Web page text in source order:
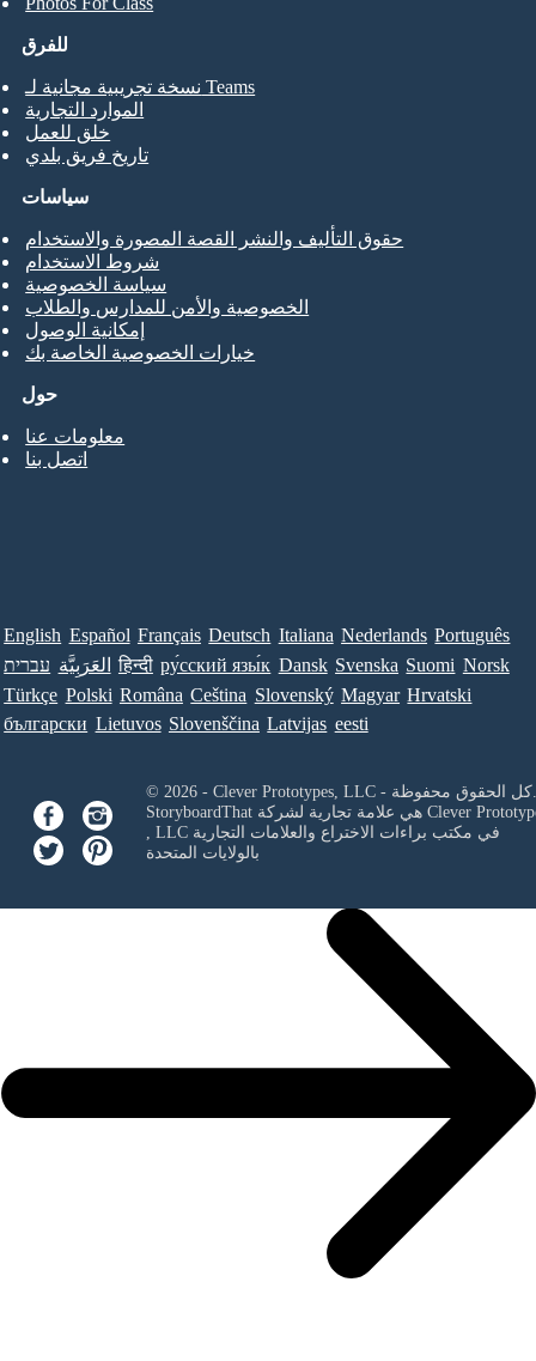
للفرق
نسخة تجريبية مجانية لـ Teams
الموارد التجارية
خلق للعمل
تاريخ فريق بلدي
حول
معلومات عنا
اتصل بنا
سياسات
حقوق التأليف والنشر القصة المصورة والاستخدام
شروط الاستخدام
سياسة الخصوصية
الخصوصية والأمن للمدارس والطلاب
إمكانية الوصول
خيارات الخصوصية الخاصة بك
English Español Français Deutsch Italiana Nederlands Português
עברית العَرَبِيَّة हिन्दी ру́сский язы́к Dansk Svenska Suomi Norsk
Türkçe Polski Româna Ceština Slovenský Magyar Hrvatski
български Lietuvos Slovenščina Latvijas eesti
© 2026 - Clever Prototypes, LLC - كل الحقوق محفوظة.
StoryboardThat هي علامة تجارية لشركة Clever
, LLCفي مكتب براءات الاختراع والعلامات التجارية
بالولايات المتحدة